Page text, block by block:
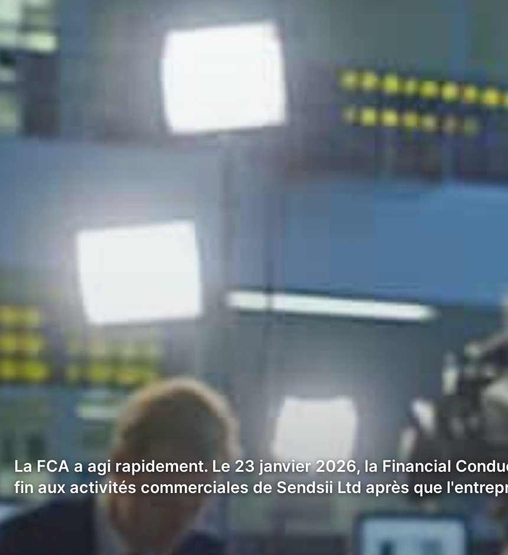
La FCA a agi rapidement. Le 23 janvier 2026, la Financial
fin aux activités commerciales de Sendsii Ltd après que